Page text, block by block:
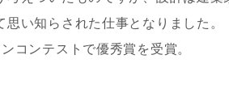
い知らされた仕事となりました。
コンテストで優秀賞を受賞。